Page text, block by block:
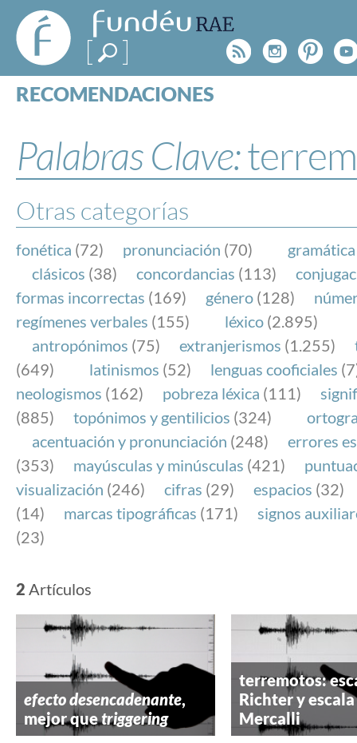
FundéuRAE
- Fundación
del Español
Urgente
Rss
RECOMENDACIONES
ESPECIALES
BLOG
NOTICIAS
SOBRE LA FUNDÉURAE
FundéuRAE es una fundación patrocinada por la
y la Real Academia Española, cuyo objetivo es
el buen uso del español en los medios de
Internet.
Palabras Clave:
Otras categorías
fonética (72) pronunciación (70) gramática
clásicos (38) concordancias (113)
formas incorrectas (169) género (128)
regímenes verbales (155) léxico (2.895)
antropónimos (75) extranjerismos (1.255)
(649)
latinismos (52) lenguas cooficiales
neologismos (162) pobreza léxica (111)
(885)
topónimos y gentilicios (324)
acentuación y pronunciación (248)
errores
(353)
mayúsculas y minúsculas (421)
visualización (246) cifras (29) espacios (32)
(14)
marcas tipográficas (171)
signos
(23)
2 Artículos
efecto desencadenante,
mejor quetriggering
terremotos:
Richter y
Mercalli